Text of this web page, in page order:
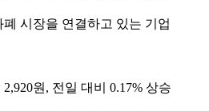
시장을 연결하고 있는 기업
원, 전일 대비 0.17% 상승